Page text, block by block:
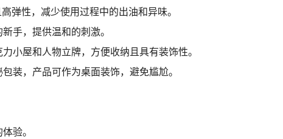
弹性，减少使用过程中的出油和异味。
手，提供温和的刺激。
小屋和人物立牌，方便收纳且具有装饰性。
装，产品可作为桌面装饰，避免尴尬。
验。